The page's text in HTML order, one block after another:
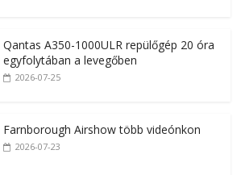
Qantas A350-1000ULR repülőgép 20 óra
egyfolytában a levegőben
2026-07-25
Farnborough Airshow több videónkon
2026-07-23